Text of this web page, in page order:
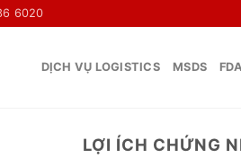
6020
DỊCH VỤ LOGISTICS MSDS
LỢI ÍCH CHỨNG